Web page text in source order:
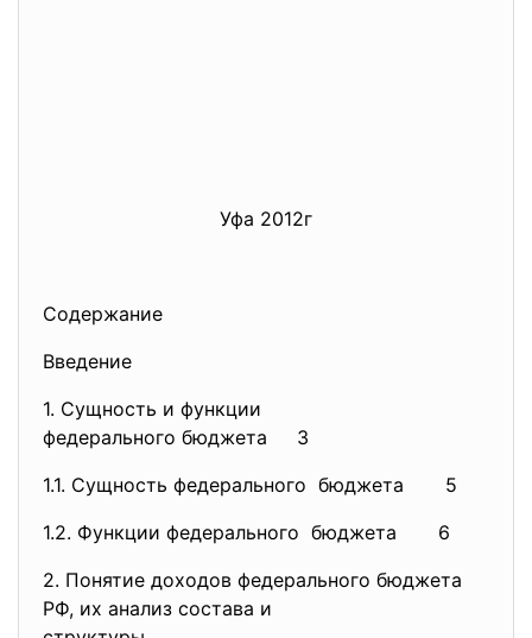
Уфа 2012г
Содержание
Введение
1. Сущность и функции
федерального бюджета 3
1.1. Сущность федерального бюджета 5
1.2. Функции федерального бюджета 6
2. Понятие доходов федерального бюджета
РФ, их анализ состава и